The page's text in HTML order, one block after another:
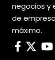
negocios y
de
máximo.